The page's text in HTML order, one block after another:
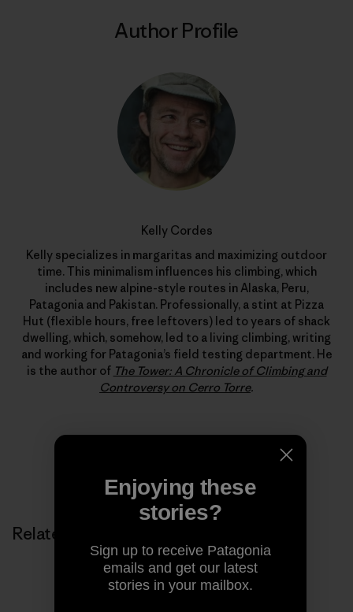
Author Profile
Kelly Cordes
Kelly specializes in margaritas and maximizing outdoor
time. This minimalism influences his climbing, which
includes new alpine-style routes in Alaska, Peru,
Patagonia and Pakistan. Professionally, a stint at Pizza
Hut (flexible hours, free leftovers) led to years of shack
dwelling, which, somehow, led to a living climbing, writing
and working for Patagonia’s field testing department. He
is the author of The Tower: A Chronicle of Climbing and
Controversy on Cerro Torre.
Related Stories
Enjoying these
stories?
Sign up to receive Patagonia
emails and get our latest
stories in your mailbox.